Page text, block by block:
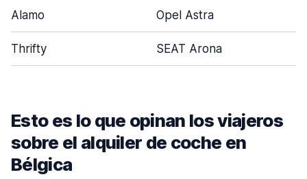
Alamo Opel Astra
Thrifty SEAT Arona
Esto es lo que opinan los viajeros
sobre el alquiler de coche en
Bélgica